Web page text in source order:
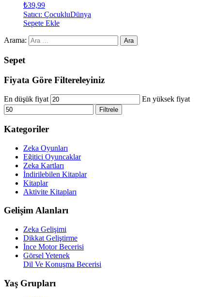
₺39,99
Satıcı: ÇocukluDünya
Sepete Ekle
Arama:
Sepet
Fiyata Göre Filtereleyiniz
En düşük fiyat En yüksek fiyat
Filtrele
Kategoriler
Zeka Oyunları
Eğitici Oyuncaklar
Zeka Kartları
İndirilebilen Kitaplar
Kitaplar
Aktivite Kitapları
Gelişim Alanları
Zeka Gelişimi
Dikkat Geliştirme
İnce Motor Becerisi
Görsel Yetenek
Dil Ve Konuşma Becerisi
Yaş Grupları